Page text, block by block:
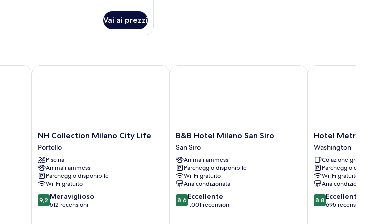
Vai ai prezzi
NH
Collection
Milano
City
Life
Portello
NH Collection Milano City Life
Portello
Piscina
Animali ammessi
Parcheggio disponibile
Wi-Fi gratuito
9.2
su
9,2 Meraviglioso
512 recensioni
NH Collection Milano City Life
B&B
Hotel
Milano
San
Siro
San
Siro
B&B Hotel Milano San Siro
San Siro
Animali ammessi
Parcheggio disponibile
Wi-Fi gratuito
Aria condizionata
8.6
su
8,6 Eccellente
1.001 recensioni
B&B Hotel Milano San Siro
Hotel
Metro
Washington
Hotel Metro
Washington
Colazione gratuita
Parcheggio disponibile
Wi-Fi gratuito
Aria condizionata
8.8
su
8,8 Eccellente
695 recensioni
Hotel Metro